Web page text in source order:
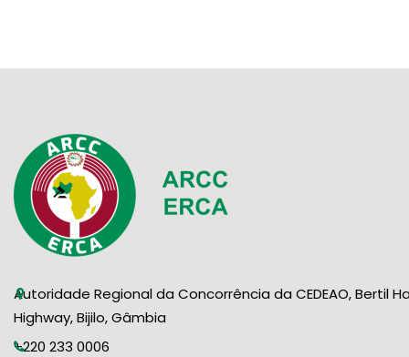
r
h
a
n
d
V
v
g
a
t
i
o
n
Autoridade Regional da Concorrência da CEDEAO, Bertil
Highway, Bijilo, Gâmbia
+220 233 0006